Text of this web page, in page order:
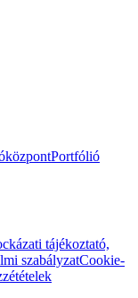
Portfólió
tájékoztató,
szabályzatCookie-